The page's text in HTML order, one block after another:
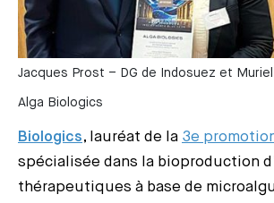
Jacques Prost – DG de Indosuez et Muriel
Alga Biologics
Biologics, lauréat de la 3e
spécialisée dans la bioproduction
thérapeutiques à base de